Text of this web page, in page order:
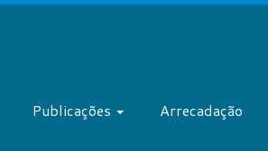
Publicações Arrecadação